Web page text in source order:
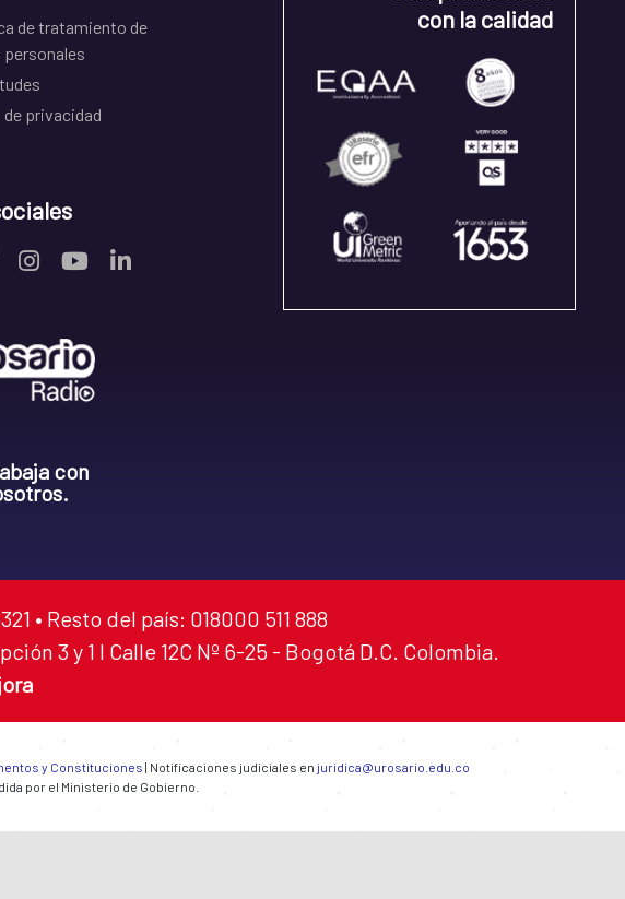
de tratamiento de
privacidad
con
con la calidad
• Resto del país: 018000 511 888
3 y 1 I Calle 12C Nº 6-25 - Bogotá D.C. Colombia.
y Constituciones | Notificaciones judiciales en juridica@urosario.edu.co
por el Ministerio de Gobierno.